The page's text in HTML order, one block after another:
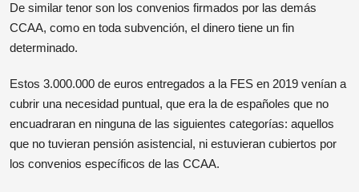
De similar tenor son los convenios firmados por las demás
CCAA, como en toda subvención, el dinero tiene un fin
determinado.
Estos 3.000.000 de euros entregados a la FES en 2019 venían a
cubrir una necesidad puntual, que era la de españoles que no
encuadraran en ninguna de las siguientes categorías: aquellos
que no tuvieran pensión asistencial, ni estuvieran cubiertos por
los convenios específicos de las CCAA.